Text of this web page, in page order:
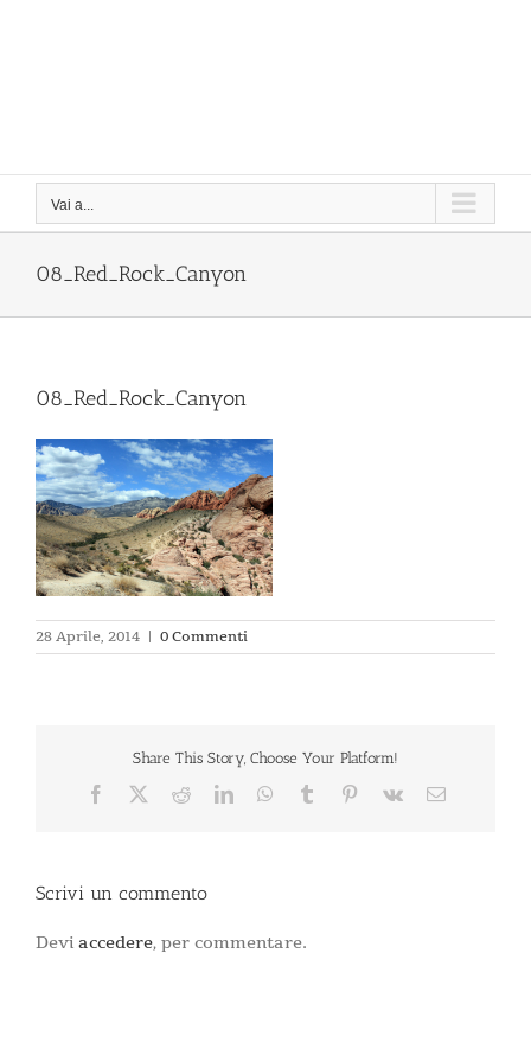
Vai a...
08_Red_Rock_Canyon
08_Red_Rock_Canyon
28 Aprile, 2014 | 0 Commenti
Share This Story, Choose Your Platform!
Facebook RedditLinkedInWhatsApp
Tumblr Pinterest
Vk Email
Scrivi un commento
Devi accedere, per commentare.